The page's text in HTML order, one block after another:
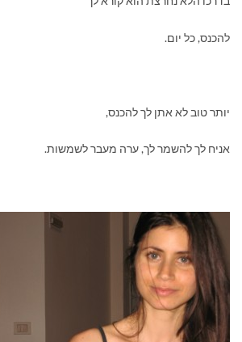
להכנס, כל יום.
יותר טוב לא אתן לך להכנס,
אניח לך להשמר לך, ערה מעבר לשמשות.